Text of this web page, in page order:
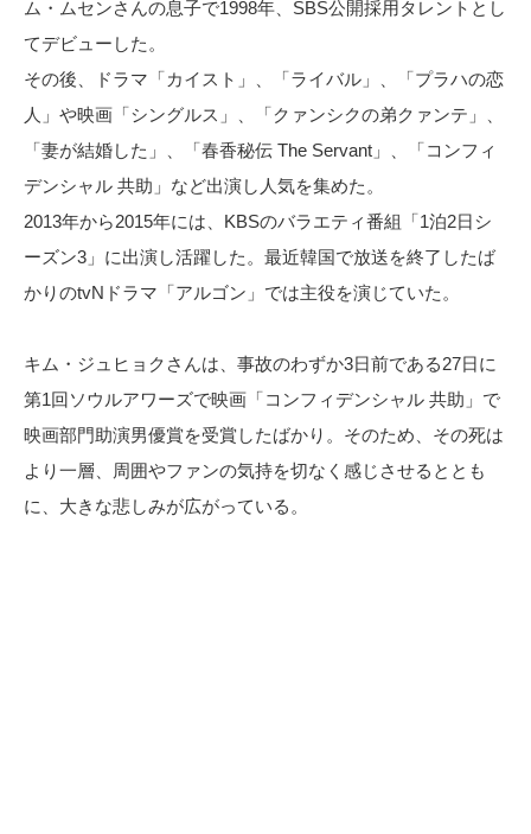
ム・ムセンさんの息子で1998年、SBS公開採用タレントとし
てデビューした。
その後、ドラマ「カイスト」、「ライバル」、「プラハの恋
人」や映画「シングルス」、「クァンシクの弟クァンテ」、
「妻が結婚した」、「春香秘伝 The Servant」、「コンフィ
デンシャル 共助」など出演し人気を集めた。
2013年から2015年には、KBSのバラエティ番組「1泊2日シ
ーズン3」に出演し活躍した。最近韓国で放送を終了したば
かりのtvNドラマ「アルゴン」では主役を演じていた。
キム・ジュヒョクさんは、事故のわずか3日前である27日に
第1回ソウルアワーズで映画「コンフィデンシャル 共助」で
映画部門助演男優賞を受賞したばかり。そのため、その死は
より一層、周囲やファンの気持を切なく感じさせるととも
に、大きな悲しみが広がっている。